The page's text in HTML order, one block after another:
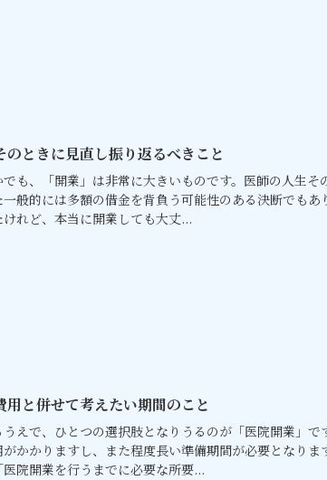
のときに見直し振り返るべきこと
も、「開業」は非常に大きいものです。医師の人生そ
般的には多額の借金を背負う可能性のある決断でもあ
れど、本当に開業しても大丈...
用と併せて考えたい期間のこと
えで、ひとつの選択肢となりうるのが「医院開業」で
かかりますし、また程度長い準備期間が必要となりま
院開業を行うまでに必要な所要...